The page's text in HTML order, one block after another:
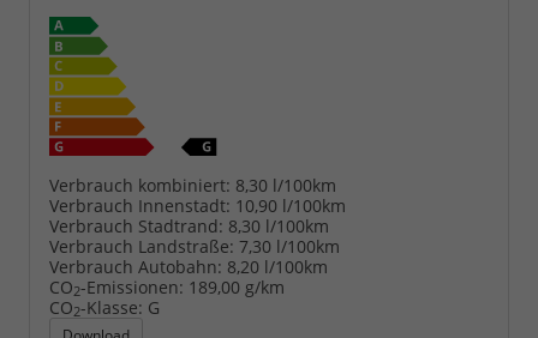
Verbrauch kombiniert: 8,30 l/100km
Verbrauch Innenstadt: 10,90 l/100km
Verbrauch Stadtrand: 8,30 l/100km
Verbrauch Landstraße: 7,30 l/100km
Verbrauch Autobahn: 8,20 l/100km
CO2-Emissionen: 189,00 g/km
CO2-Klasse: G